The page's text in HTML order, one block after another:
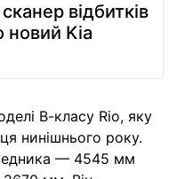
відбитків
новий Kia
В-класу Rio, яку
нинішнього року.
— 4545 мм